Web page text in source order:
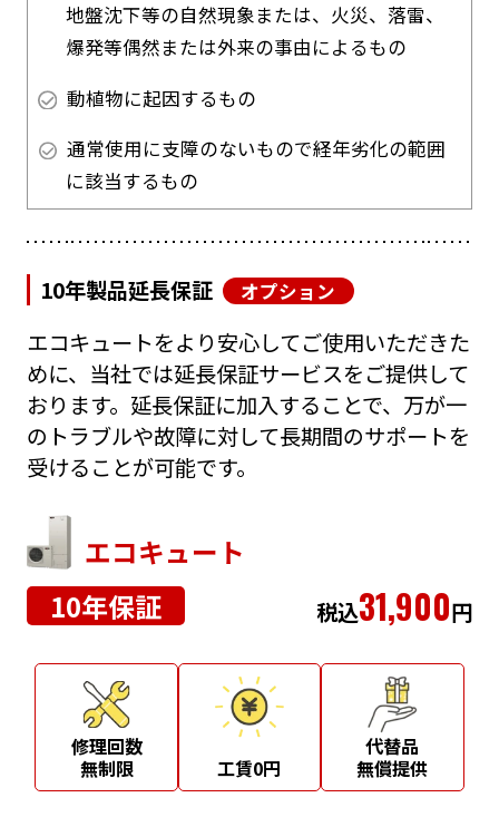
地盤沈下等の自然現象または、火災、落雷、
爆発等偶然または外来の事由によるもの
動植物に起因するもの
通常使用に支障のないもので経年劣化の範囲
に該当するもの
10年製品延長保証 オプション
エコキュートをより安心してご使用いただきた
めに、当社では延長保証サービスをご提供して
おります。延長保証に加入することで、万が一
のトラブルや故障に対して長期間のサポートを
受けることが可能です。
エコキュート
10年保証
税込31,900円
修理回数
無制限
工賃0円
代替品
無償提供